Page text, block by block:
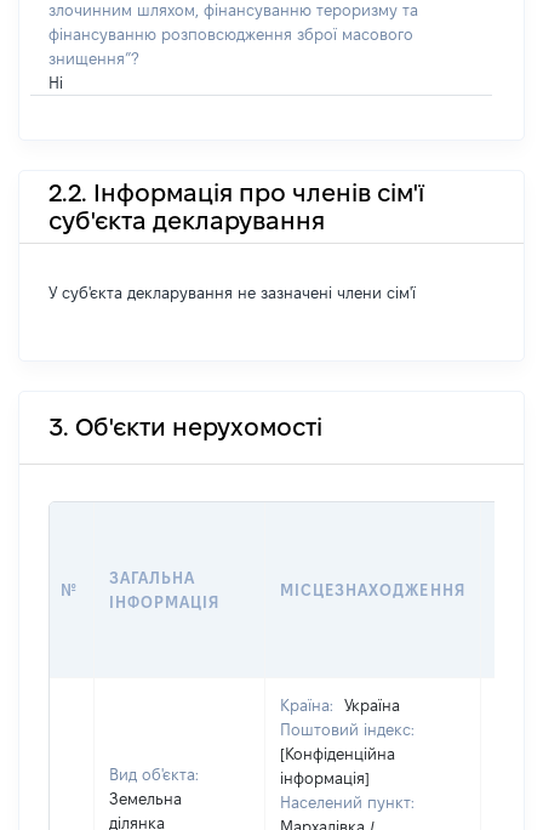
злочинним шляхом, фінансуванню тероризму та
фінансуванню розповсюдження зброї масового
знищення”?
Ні
2.2. Інформація про членів сім'ї
суб'єкта декларування
У суб'єкта декларування не зазначені члени сім'ї
3. Об'єкти нерухомості
№
ЗАГАЛЬНА
ІНФОРМАЦІЯ
МІСЦЕЗНАХОДЖЕННЯ
Вид об'єкта:
Земельна
ділянка
Країна:
Україна
Поштовий індекс:
[Конфіденційна
інформація]
Населений пункт:
Мархалівка /